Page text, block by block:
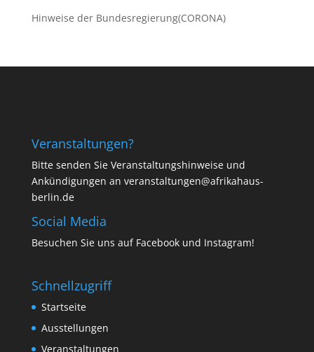
Hinweise der Bundesregierung(CORONA)
Veranstaltungen?
Bitte senden Sie Veranstaltungshinweise und
Ankündigungen an veranstaltungen@afrikahaus-
berlin.de
Social Media
Besuchen Sie uns auf Facebookund Instagram!
Schnellzugriff
Startseite
Ausstellungen
Veranstaltungen